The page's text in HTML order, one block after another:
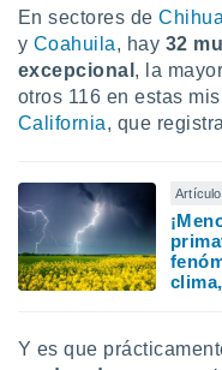
aunque
no
Puedes
acceder a
En sectores de
y Coahuila, hay 32
excepcional , la
otros 116 en estas
California, que
Y es que